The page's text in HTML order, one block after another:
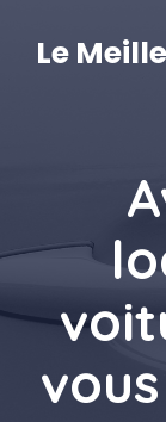
contenu
Le